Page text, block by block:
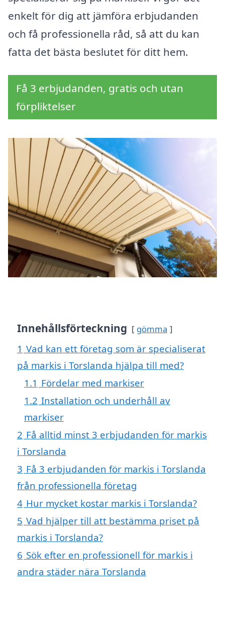
enkelt för dig att jämföra erbjudanden
och få professionella råd, så att du kan
fatta det bästa beslutet för ditt hem.
Få 3 erbjudanden, gratis och utan
förpliktelser
Innehållsförteckning gömma
1 Vad kan ett företag som är specialiserat
på markis i Torslanda hjälpa till med?
1.1 Fördelar med markiser
1.2 Installation och underhåll av
markiser
2 Få alltid minst 3 erbjudanden för markis
i Torslanda
3 Få 3 erbjudanden för markis i Torslanda
från professionella företag
4 Hur mycket kostar markis i Torslanda?
5 Vad hjälper till att bestämma priset på
markis i Torslanda?
6 Sök efter en professionell för markis i
andra städer nära Torslanda